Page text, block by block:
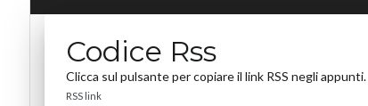
Codice Rss
Clicca sul pulsante per copiare il link RSS negli appunti.
RSS link